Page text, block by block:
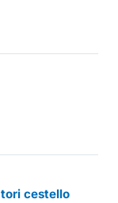
cestello